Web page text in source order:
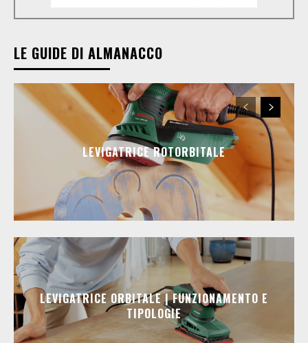
LE GUIDE DI ALMANACCO
LEVIGATRICE ROTORBITALE
LEVIGATRICE ORBITALE | FUNZIONAMENTO E
TIPOLOGIE